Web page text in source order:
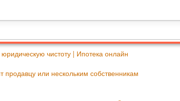
чистоту | Ипотека онлайн
продавцу или нескольким собственникам